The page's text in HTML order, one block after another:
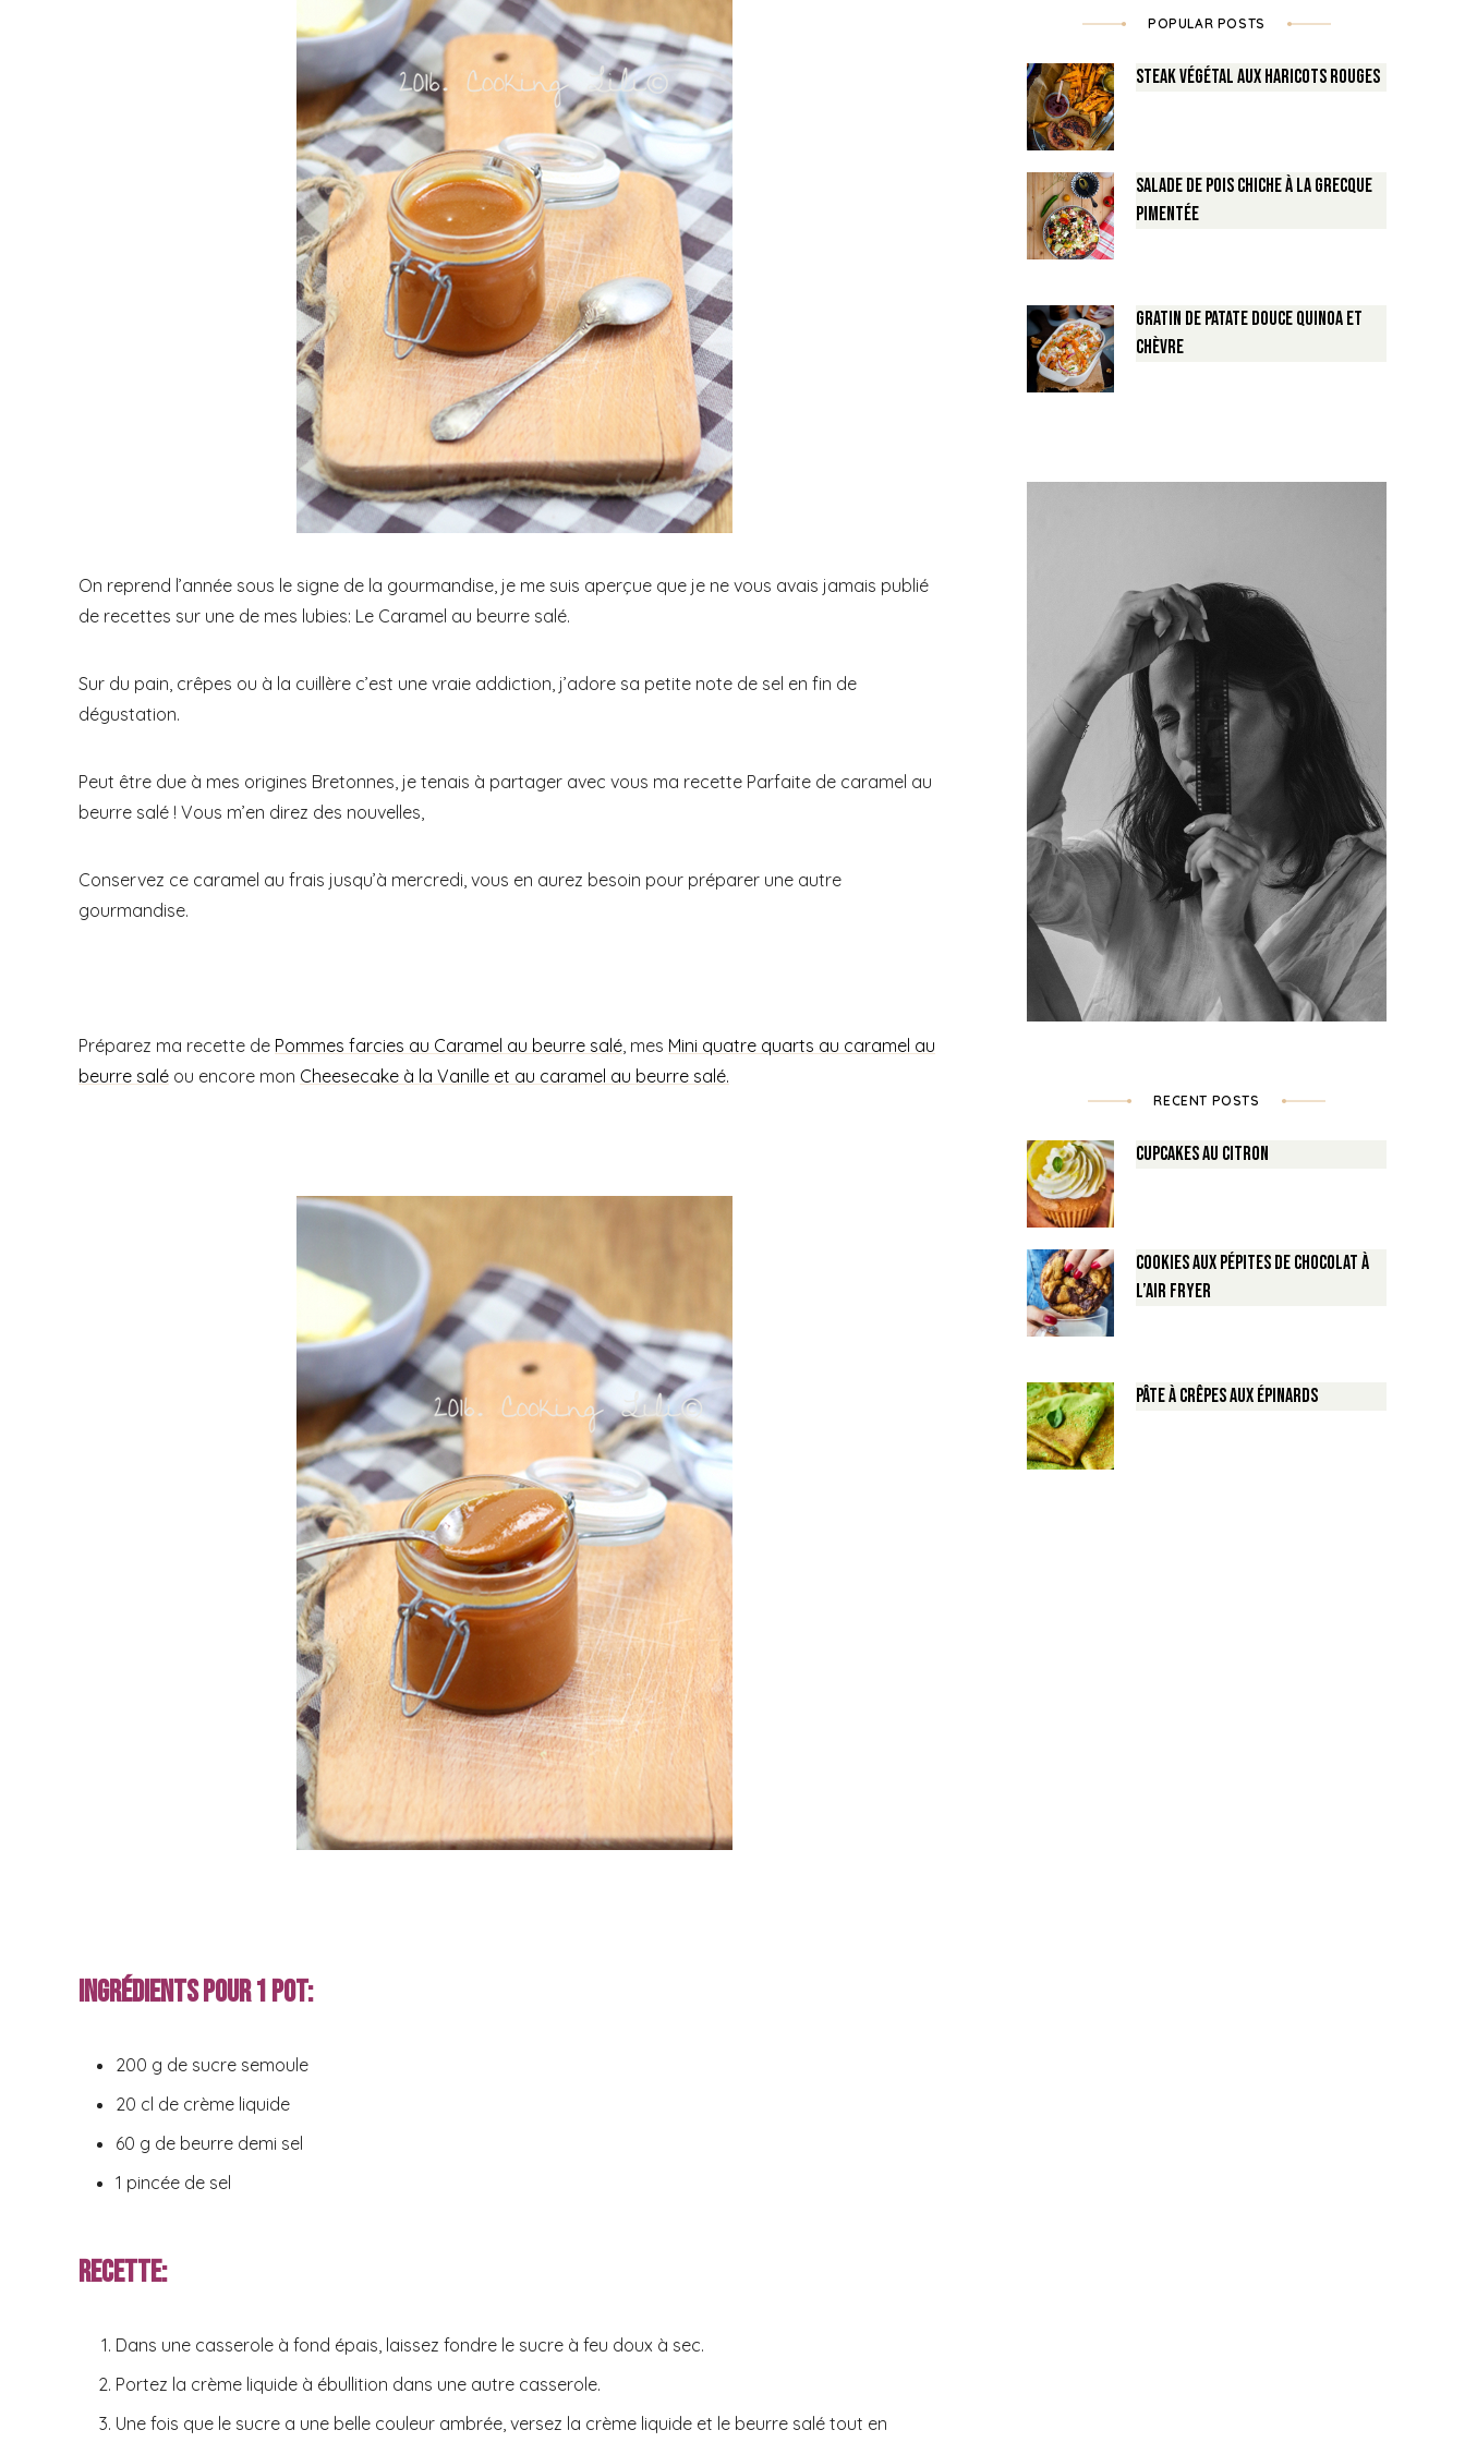
On reprend l’année sous le signe de la gourmandise, je me suis aperçue que je ne vous avais jamais publié
de recettes sur une de mes lubies: Le Caramel au beurre salé.
Sur du pain, crêpes ou à la cuillère c’est une vraie addiction, j’adore sa petite note de sel en fin de
dégustation.
Peut être due à mes origines Bretonnes, je tenais à partager avec vous ma recette Parfaite de caramel au
beurre salé ! Vous m’en direz des nouvelles,
Conservez ce caramel au frais jusqu’à mercredi, vous en aurez besoin pour préparer une autre
gourmandise.
Préparez ma recette de Pommes farcies au Caramel au beurre salé , mes Mini quatre quarts au caramel au
beurre salé ou encore mon Cheesecake à la Vanille et au caramel au beurre salé.
Ingrédients pour 1 pot:
200 g de sucre semoule
20 cl de crème liquide
60 g de beurre demi sel
1 pincée de sel
Recette:
Dans une casserole à fond épais, laissez fondre le sucre à feu doux à sec.
Portez la crème liquide à ébullition dans une autre casserole.
Une fois que le sucre a une belle couleur ambrée, versez la crème liquide et le beurre salé tout en
POPULAR POSTS
Steak végétal aux haricots rouges
Salade de Pois chiche à la Grecque
pimentée
Gratin de Patate douce Quinoa et
Chèvre
RECENT POSTS
Cupcakes au Citron
Cookies aux pépites de Chocolat à
l’air fryer
Pâte à crêpes aux épinards